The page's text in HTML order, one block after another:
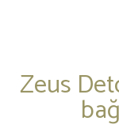
Zeus